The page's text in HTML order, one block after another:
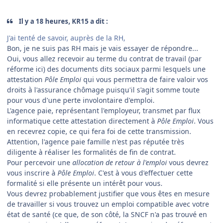
Il y a 18 heures, KR15 a dit :
J'ai tenté de savoir, auprès de la RH,
Bon, je ne suis pas RH mais je vais essayer de répondre...
Oui, vous allez recevoir au terme du contrat de travail (par
réforme ici) des documents dits sociaux parmi lesquels une
attestation Pôle Emploi qui vous permettra de faire valoir vos
droits à l'assurance chômage puisqu'il s'agit somme toute
pour vous d'une perte involontaire d'emploi.
L'agence paie, représentant l'employeur, transmet par flux
informatique cette attestation directement à Pôle Emploi. Vous
en recevrez copie, ce qui fera foi de cette transmission.
Attention, l'agence paie famille n'est pas réputée très
diligente à réaliser les formalités de fin de contrat.
Pour percevoir une allocation de retour à l'emploi vous devrez
vous inscrire à Pôle Emploi. C'est à vous d'effectuer cette
formalité si elle présente un intérêt pour vous.
Vous devrez probablement justifier que vous êtes en mesure
de travailler si vous trouvez un emploi compatible avec votre
état de santé (ce que, de son côté, la SNCF n'a pas trouvé en